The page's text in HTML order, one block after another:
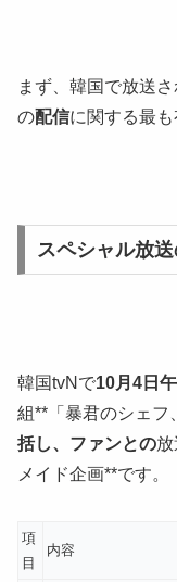
まず、韓国で放送さ
の配信に関する最
スペシャル放
韓国tvNで10月4日
組**「暴君のシェフ
括し、ファンとの
メイド企画**です。
項
目
内容